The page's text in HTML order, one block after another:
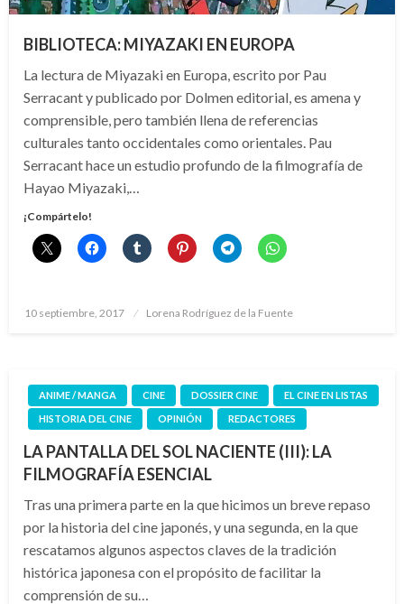
BIBLIOTECA: MIYAZAKI EN EUROPA
La lectura de Miyazaki en Europa, escrito por Pau
Serracant y publicado por Dolmen editorial, es amena y
comprensible, pero también llena de referencias
culturales tanto occidentales como orientales. Pau
Serracant hace un estudio profundo de la filmografía de
Hayao Miyazaki,…
¡Compártelo!
Publicado
10 septiembre, 2017 Lorena Rodríguez de la Fuente
ANIME / MANGA CINE DOSSIER CINE
EL CINE EN LISTAS
HISTORIA DEL CINE
OPINIÓN REDACTORES
LA PANTALLA DEL SOL NACIENTE (III): LA
FILMOGRAFÍA ESENCIAL
Tras una primera parte en la que hicimos un breve repaso
por la historia del cine japonés, y una segunda, en la que
rescatamos algunos aspectos claves de la tradición
histórica japonesa con el propósito de facilitar la
comprensión de su…